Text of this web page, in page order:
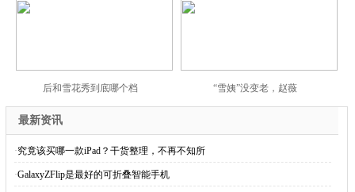
后和雪花秀到底哪个档 “雪姨”没变老，赵薇
最新资讯
·究竟该买哪一款iPad？干货整理，不再不知所
·GalaxyZFlip是最好的可折叠智能手机